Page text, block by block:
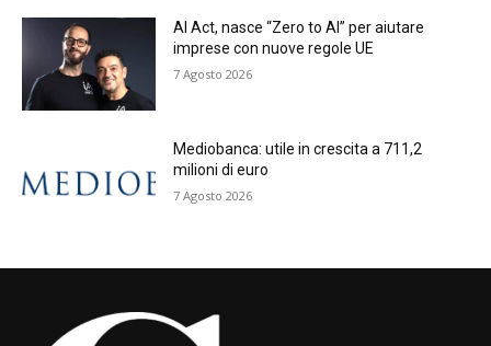
AI Act, nasce “Zero to AI” per aiutare
imprese con nuove regole UE
7 Agosto 2026
Mediobanca: utile in crescita a 711,2
milioni di euro
7 Agosto 2026